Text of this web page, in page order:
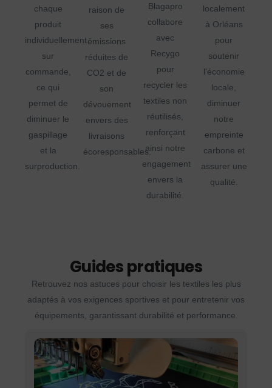
chaque
produit
individuellement
sur
commande,
ce qui
permet de
diminuer le
gaspillage
et la
surproduction.
raison de
ses
émissions
réduites de
CO2 et de
son
dévouement
envers des
livraisons
écoresponsables.
Blagapro
collabore
avec
Recygo
pour
recycler les
textiles non
réutilisés,
renforçant
ainsi notre
engagement
envers la
durabilité.
localement
à Orléans
pour
soutenir
l'économie
locale,
diminuer
notre
empreinte
carbone et
assurer une
qualité.
Guides pratiques
Retrouvez nos astuces pour choisir les textiles les plus
adaptés à vos exigences sportives et pour entretenir vos
équipements, garantissant durabilité et performance.